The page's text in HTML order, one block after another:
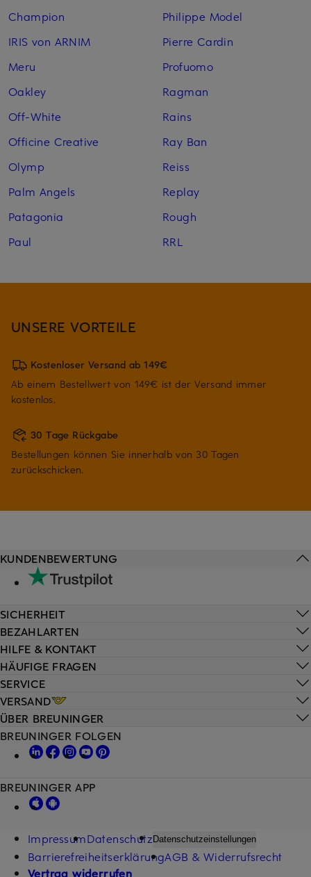
Champion
IRIS von ARNIM
Meru
Oakley
Off-White
Officine Creative
Olymp
Palm Angels
Patagonia
Paul
Philippe Model
Pierre Cardin
Profuomo
Ragman
Rains
Ray Ban
Reiss
Replay
Rough
RRL
UNSERE VORTEILE
Kostenloser Versand ab 149€
Ab einem Bestellwert von 149€ ist der Versand immer
kostenlos.
30 Tage Rückgabe
Bestellungen können Sie innerhalb von 30 Tagen
zurückschicken.
HILFE & KONTAKT
HÄUFIGE FRAGEN
SERVICE
VERSAND
KUNDENBEWERTUNG
SICHERHEIT
BEZAHLARTEN
ÜBER BREUNINGER
BREUNINGER FOLGEN
BREUNINGER APP
ImpressumDatenschutz Datenschutzeinstellungen
BarrierefreiheitserklärungAGB & Widerrufsrecht
Vertrag widerrufen